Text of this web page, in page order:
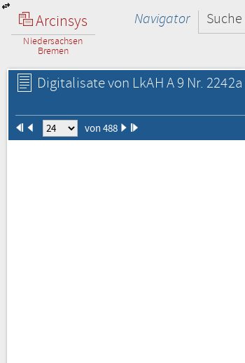
Arcinsys
Niedersachsen
Bremen
Navigator Suche
Digitalisate von LkAH A 9 Nr. 2242a
von 488